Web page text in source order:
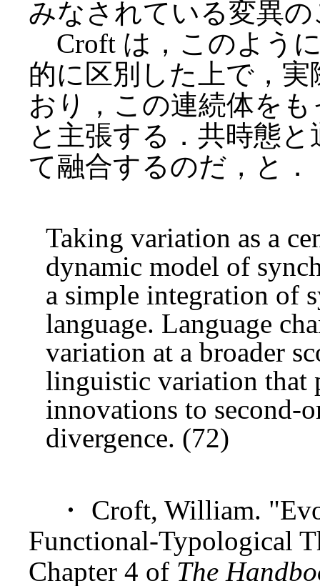
みなされている変異
Croft は，このよう
的に区別した上で，
おり，この連続体を
と主張する．共時態
て融合するのだ，と．
Taking variation as a
dynamic model of
a simple integration of
language. Language
variation at a broader
linguistic variation that
innovations to second-
divergence. (72)
・ Croft, William.
Functional-Typological
Chapter 4 of The